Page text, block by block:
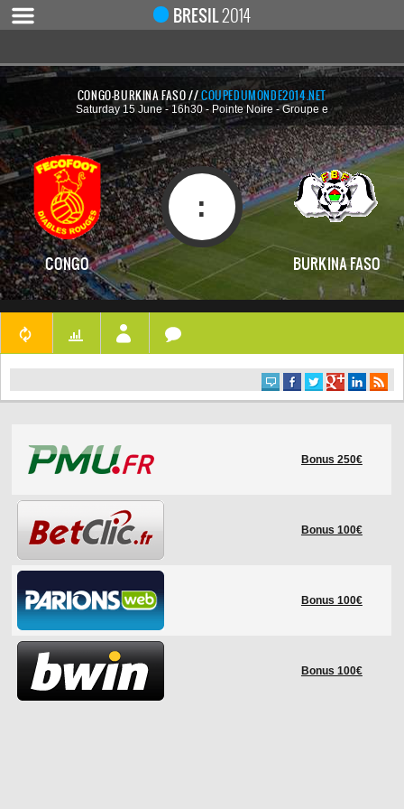
Notice : Undefined index: live [
BRESIL2014
ACCUEIL
ACTUALITÉ
COUPE DU MONDE 2019
MONDIAL 2014
CALENDRIER / RÉSULTATS
QUARTS DE FINALE
DEMI-FINALES
CLASSEMENTS
LES BUTEURS
LES 32 ÉQUIPES
LES STADES
HISTORIQUE
COUPE DES CONFÉDÉRATIONS
CONGO-BURKINA FASO //COUPEDUMONDE2014.NET
Saturday 15 June - 16h30 - Pointe Noire - Groupe e
CONGO
:
BURKINA FASO
Bonus 250€
Bonus 100€
Bonus 100€
Bonus 100€